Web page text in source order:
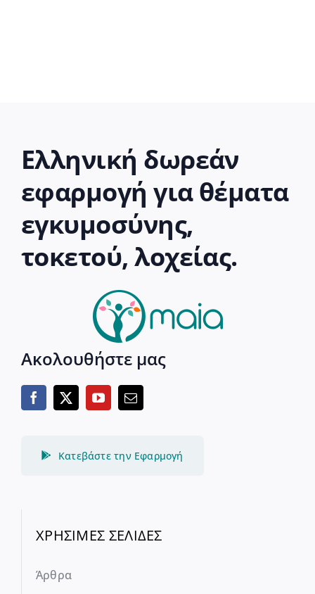
Ελληνική δωρεάν
εφαρμογή για θέματα
εγκυμοσύνης,
τοκετού, λοχείας.
Ακολουθήστε μας
Κατεβάστε την Εφαρμογή
ΧΡΗΣΙΜΕΣ ΣΕΛΙΔΕΣ
Άρθρα